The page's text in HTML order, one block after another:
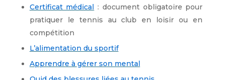
Certificat médical : document obligatoire pour
pratiquer le tennis au club en loisir ou en
compétition
L’alimentation du sportif
Apprendre à gérer son mental